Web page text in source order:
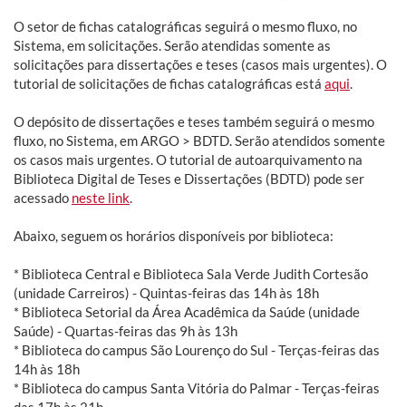
O setor de fichas catalográficas seguirá o mesmo fluxo, no
Sistema, em solicitações. Serão atendidas somente as
solicitações para dissertações e teses (casos mais urgentes). O
tutorial de solicitações de fichas catalográficas está aqui
O depósito de dissertações e teses também seguirá o mesmo
fluxo, no Sistema, em ARGO > BDTD. Serão atendidos somente
os casos mais urgentes. O tutorial de autoarquivamento na
Biblioteca Digital de Teses e Dissertações (BDTD) pode ser
acessado neste link
Abaixo, seguem os horários disponíveis por biblioteca:
* Biblioteca Central e Biblioteca Sala Verde Judith Cortesão
(unidade Carreiros) - Quintas-feiras das 14h às 18h
* Biblioteca Setorial da Área Acadêmica da Saúde (unidade
Saúde) - Quartas-feiras das 9h às 13h
* Biblioteca do campus São Lourenço do Sul - Terças-feiras das
14h às 18h
* Biblioteca do campus Santa Vitória do Palmar - Terças-feiras